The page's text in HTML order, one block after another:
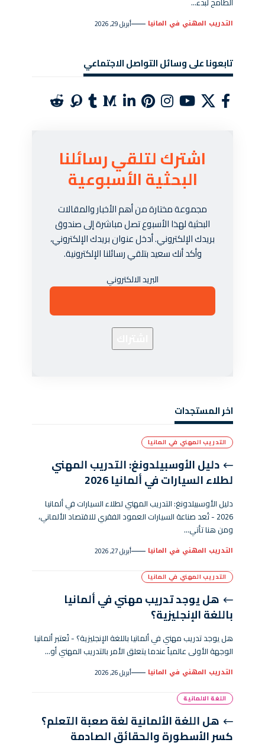
التدريب المهني في المانيا أبريل 29, 2026
تابعونا على وسائل التواصل الاجتماعي
اشترك لتلقي رسائلنا
البحثية الأسبوعية
مجموعة مختارة من أهم الأخبار والمقالات
البحثية لهذا الأسبوع تصل مباشرة إلى صندوق
بريدك الإلكتروني. أدخل عنوان بريدك الإلكتروني،
وأكد أنك سعيد بتلقي رسائلنا الإلكترونية.
البريد الالكتروني
اخر المستجدات
التدريب المهني في المانيا
دليل الأوسبيلدونغ: التدريب المهني
لطلاء السيارات في ألمانيا 2026
دليل الأوسبيلدونغ: التدريب المهني لطلاء السيارات في ألمانيا
2026 - تُعد صناعة السيارات العمود الفقري للاقتصاد الألماني،
ومن هنا تأتي…
التدريب المهني في المانيا أبريل 27, 2026
التدريب المهني في المانيا
هل يوجد تدريب مهني في ألمانيا
باللغة الإنجليزية؟
هل يوجد تدريب مهني في ألمانيا باللغة الإنجليزية؟ - تُعتبر ألمانيا
الوجهة الأولى عالمياً عندما يتعلق الأمر بالتدريب المهني أو…
التدريب المهني في المانيا أبريل 26, 2026
اللغة الالمانية
هل اللغة الألمانية لغة صعبة التعلم؟
كسر الأسطورة والحقائق الصادمة